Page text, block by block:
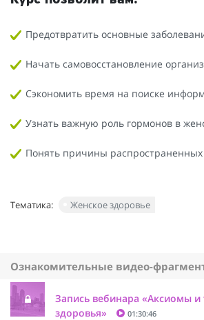
Предотвратить основные
Начать самовосстановление
Сэкономить время на поиске
Узнать важную роль гормонов в
Понять причины распространенных
Тематика: Женское здоровье
Ознакомительные видео-
Запись вебинара «Аксиомы
здоровья»
01:30:46